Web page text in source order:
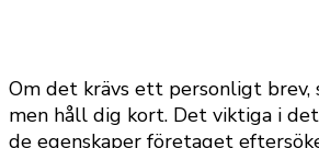
Om det krävs ett personligt brev,
men håll dig kort. Det viktiga i
de egenskaper företaget